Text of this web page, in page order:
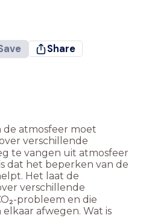
Share
de atmosfeer moet
verschillende
te vangen uit atmosfeer
dat het beperken van de
Het laat de
verschillende
probleem en die
afwegen. Wat is